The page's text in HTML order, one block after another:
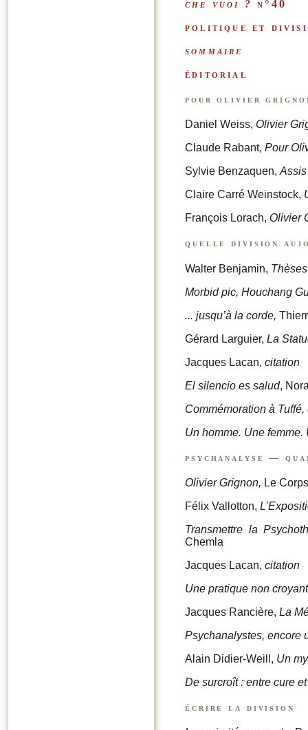
che vuoi ?
n°40
politique et
sommaire
éditorial
pour olivier
Daniel Weiss, Olivier
Claude Rabant, Pour
Sylvie Benzaquen,
Claire Carré Weinstock,
François Lorach, Olivier
quelle division
Walter Benjamin,
Morbid pic, Houchang
... jusqu’à la corde,
Gérard Larguier, La
Jacques Lacan, citation
El silencio es salud,
Commémoration à
Un homme. Une femme.
psychanalyse —
Olivier Grignon, Le
Félix Vallotton,
Transmettre la
Chemla
Jacques Lacan, citation
Une pratique non
Jacques Rancière, La
Psychanalystes, encore
Alain Didier-Weill, Un
De surcroît : entre cure
écrire la division